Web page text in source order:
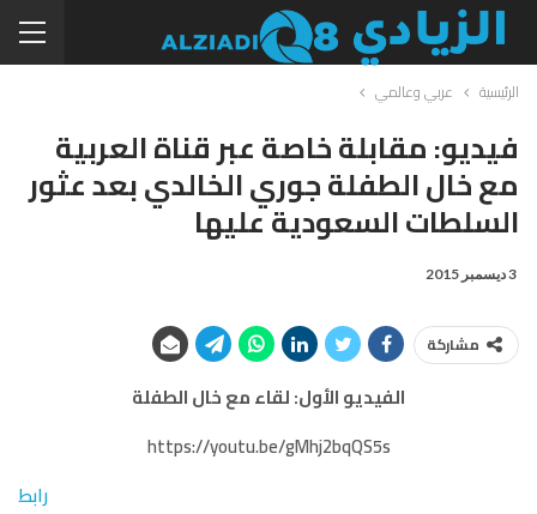
الرئيسية عربي وعالمي
فيديو: مقابلة خاصة عبر قناة العربية
مع خال الطفلة جوري الخالدي بعد عثور
السلطات السعودية عليها
3 ديسمبر 2015
مشاركة
الفيديو الأول: لقاء مع خال الطفلة
https://youtu.be/gMhj2bqQS5s
رابط